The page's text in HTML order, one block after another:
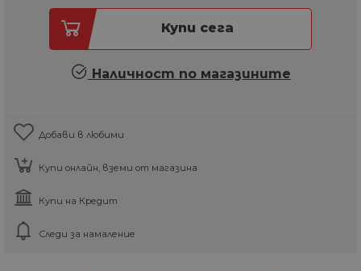
Купи сега
Наличност по магазините
Добави в любими
Купи онлайн, вземи от магазина
Купи на Кредит
Следи за намаление